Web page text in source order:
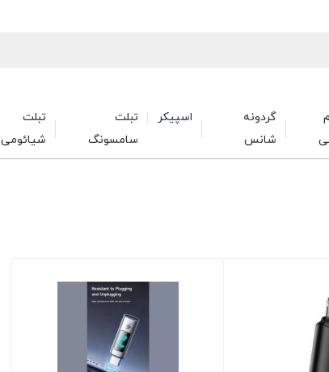
گردونه
شانس
اسپیکر
تبلت
سامسونگ
تبلت
شیائومی